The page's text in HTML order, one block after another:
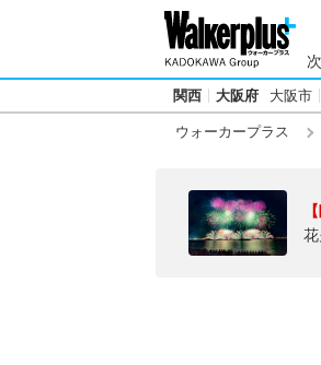
関西 大阪府 大阪市
ウォーカープラス